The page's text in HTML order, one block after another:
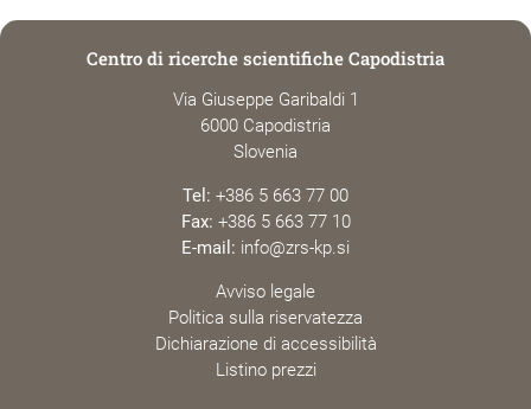
Centro di ricerche scientifiche Capodistria
Via Giuseppe Garibaldi 1
6000 Capodistria
Slovenia
Tel: +386 5 663 77 00
Fax: +386 5 663 77 10
E-mail: info@zrs-kp.si
Avviso legale
Politica sulla riservatezza
Dichiarazione di accessibilità
Listino prezzi